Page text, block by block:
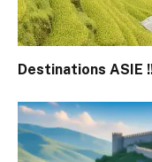
Destinations ASIE